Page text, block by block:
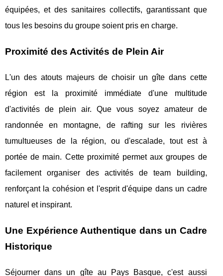
équipées, et des sanitaires collectifs, garantissant que
tous les besoins du groupe soient pris en charge.
Proximité des Activités de Plein Air
L'un des atouts majeurs de choisir un gîte dans cette
région est la proximité immédiate d'une multitude
d'activités de plein air. Que vous soyez amateur de
randonnée en montagne, de rafting sur les rivières
tumultueuses de la région, ou d'escalade, tout est à
portée de main. Cette proximité permet aux groupes de
facilement organiser des activités de team building,
renforçant la cohésion et l'esprit d'équipe dans un cadre
naturel et inspirant.
Une Expérience Authentique dans un Cadre
Historique
Séjourner dans un gîte au Pays Basque, c'est aussi